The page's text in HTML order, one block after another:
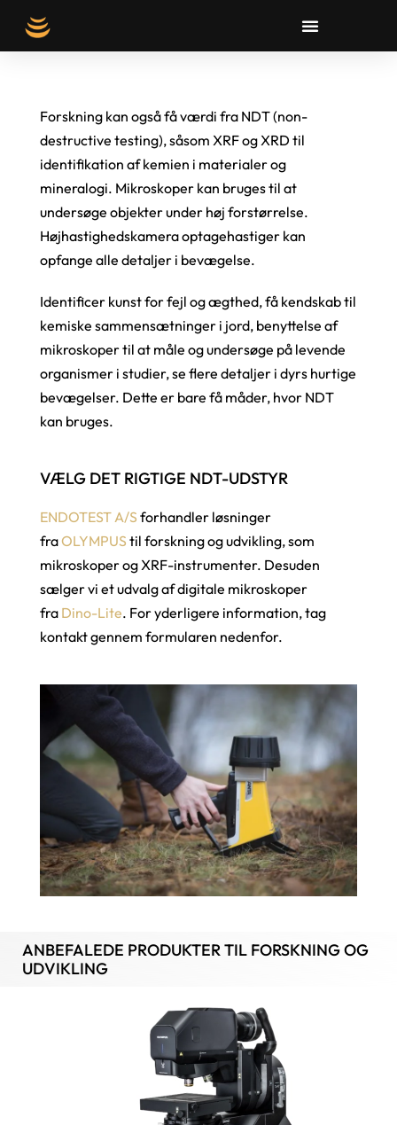
Forskning kan også få værdi fra NDT (non-
destructive testing), såsom XRF og XRD til
identifikation af kemien i materialer og
mineralogi. Mikroskoper kan bruges til at
undersøge objekter under høj forstørrelse.
Højhastighedskamera optagehastiger kan
opfange alle detaljer i bevægelse.
Identificer kunst for fejl og ægthed, få kendskab til
kemiske sammensætninger i jord, benyttelse af
mikroskoper til at måle og undersøge på levende
organismer i studier, se flere detaljer i dyrs hurtige
bevægelser. Dette er bare få måder, hvor NDT
kan bruges.
VÆLG DET RIGTIGE NDT-UDSTYR
ENDOTEST A/S forhandler løsninger
fraOLYMPUS til forskning og udvikling, som
mikroskoper og XRF-instrumenter. Desuden
sælger vi et udvalg af digitale mikroskoper
fra Dino-Lite. For yderligere information, tag
kontakt gennem formularen nedenfor.
ANBEFALEDE PRODUKTER TIL FORSKNING OG
UDVIKLING